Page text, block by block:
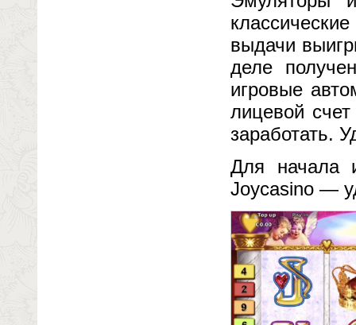
выдачи
деле
игровые
лицевой
заработать.
Для начала
Joycasino —